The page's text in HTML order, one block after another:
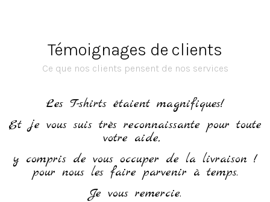
Témoignages de clients
Ce que nos clients pensent de nos services
Les T-shirts étaient magnifiques!
Et je vous suis très reconnaissante pour toute
votre aide,
y compris de vous occuper de la livraison !
pour nous les faire parvenir à temps.
Je vous remercie.